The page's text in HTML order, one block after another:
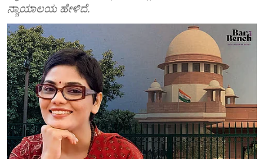
ನ್ಯಾಯಾಲಯ ಹೇಳಿದೆ.